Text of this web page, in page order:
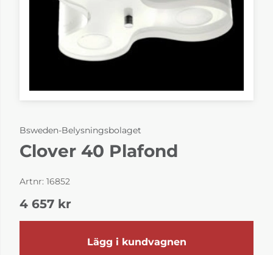
Bsweden-Belysningsbolaget
Clover 40 Plafond
Artnr: 16852
4 657 kr
Lägg i kundvagnen